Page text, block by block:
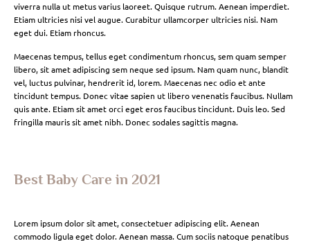
viverra nulla ut metus varius laoreet. Quisque rutrum. Aenean imperdiet.
Etiam ultricies nisi vel augue. Curabitur ullamcorper ultricies nisi. Nam
eget dui. Etiam rhoncus.
Maecenas tempus, tellus eget condimentum rhoncus, sem quam semper
libero, sit amet adipiscing sem neque sed ipsum. Nam quam nunc, blandit
vel, luctus pulvinar, hendrerit id, lorem. Maecenas nec odio et ante
tincidunt tempus. Donec vitae sapien ut libero venenatis faucibus. Nullam
quis ante. Etiam sit amet orci eget eros faucibus tincidunt. Duis leo. Sed
fringilla mauris sit amet nibh. Donec sodales sagittis magna.
Best Baby Care in 2021
Lorem ipsum dolor sit amet, consectetuer adipiscing elit. Aenean
commodo ligula eget dolor. Aenean massa. Cum sociis natoque penatibus